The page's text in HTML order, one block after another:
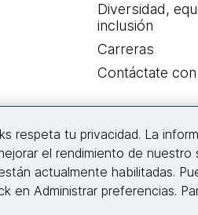
Diversidad,
inclusión
Carreras
Contáctate
respeta tu privacidad. La
el rendimiento de
actualmente habilitadas.
en Administrar preferencias.